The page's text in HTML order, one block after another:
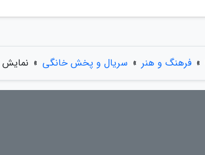
» فرهنگ و هنر » سریال و پخش خانگی » نمایش 7 انیمیشن در روزهای هفته ملی کودک